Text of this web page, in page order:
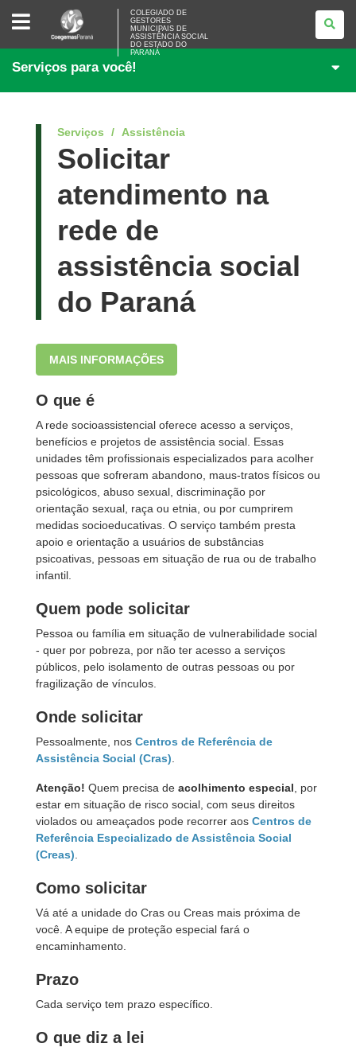
COLEGIADO
GESTORES
MUNICIPAIS
ASSISTÊNCIA
DO
COLEGIADO DE
GESTORES
MUNICIPAIS DE
ASSISTÊNCIA SOCIAL
DO ESTADO DO
PARANÁ
Serviços para você!
Serviços Assistência
Solicitar
atendimento na
rede de
assistência social
do Paraná
MAIS INFORMAÇÕES
O que é
A rede socioassistencial oferece acesso a serviços,
benefícios e projetos de assistência social. Essas
unidades têm profissionais especializados para acolher
pessoas que sofreram abandono, maus-tratos físicos ou
psicológicos, abuso sexual, discriminação por
orientação sexual, raça ou etnia, ou por cumprirem
medidas socioeducativas. O serviço também presta
apoio e orientação a usuários de substâncias
psicoativas, pessoas em situação de rua ou de trabalho
infantil.
Quem pode solicitar
Pessoa ou família em situação de vulnerabilidade social
- quer por pobreza, por não ter acesso a serviços
públicos, pelo isolamento de outras pessoas ou por
fragilização de vínculos.
Onde solicitar
Pessoalmente, nos Centros de Referência de
Assistência Social (Cras)
Atenção! Quem precisa de acolhimento especial , por
estar em situação de risco social, com seus direitos
violados ou ameaçados pode recorrer aos Centros de
Referência Especializado de Assistência Social
(Creas)
Como solicitar
Vá até a unidade do Cras ou Creas mais próxima de
você. A equipe de proteção especial fará o
encaminhamento.
Prazo
Cada serviço tem prazo específico.
O que diz a lei